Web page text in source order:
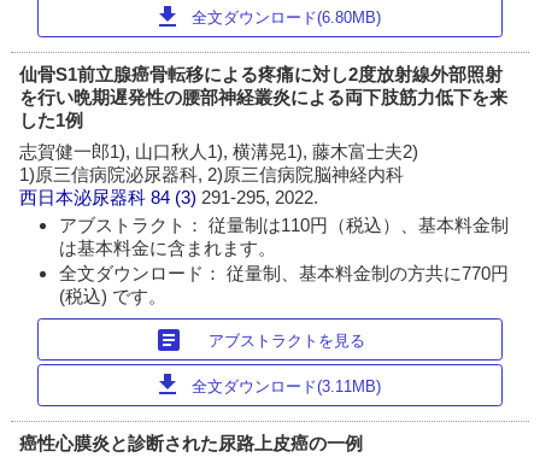
download 全文ダウンロード(6.80MB)
仙骨S1前立腺癌骨転移による疼痛に対し2度放射線外部照射
を行い晩期遅発性の腰部神経叢炎による両下肢筋力低下を来
した1例
志賀健一郎1), 山口秋人1), 横溝晃1), 藤木富士夫2)
1)原三信病院泌尿器科, 2)原三信病院脳神経内科
西日本泌尿器科 84 (3)291-295, 2022.
アブストラクト： 従量制は110円（税込）、基本料金制
は基本料金に含まれます。
全文ダウンロード： 従量制、基本料金制の方共に770円
(税込) です。
article アブストラクトを見る
download 全文ダウンロード(3.11MB)
癌性心膜炎と診断された尿路上皮癌の一例